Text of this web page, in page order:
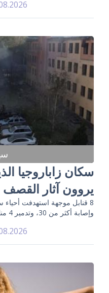
- 19:22
سكان زاباروجيا
يروون آثار
8 قنابل موجهة استهدفت
وإصابة أكثر من 30، وتدمير 4 منازل وإلحاق أضرار بـ80 آخرين
- 18:52